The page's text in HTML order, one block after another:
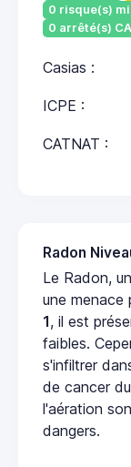
0 risque(s)
0 arrêté(s)
Casias :
ICPE :
CATNAT :
Radon
Le Radon,
une menace
1, il est
faibles.
s'infiltrer
de cancer
l'aération
dangers.